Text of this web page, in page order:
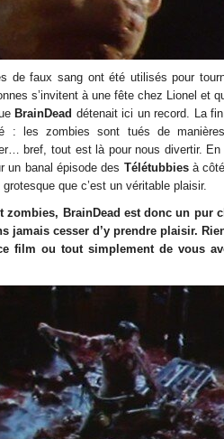
de faux sang ont été utilisés pour
s’invitent à une fête chez Lionel et
BrainDead détenait ici un record. La
: les zombies sont tués de manières
bref, tout est là pour nous divertir.
un banal épisode des Télétubbiesà
que c’est un véritable plaisir.
BrainDead est donc un pur
jamais cesser d’y prendre plaisir.
film ou tout simplement de vous